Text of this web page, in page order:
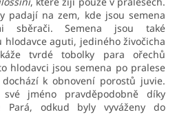
padají na zem, kde jsou semena
sběrači. Semena jsou také
aguti, jediného živočicha
tvrdé tobolky para ořechů
hlodavci jsou semena po pralese
k obnovení porostů juvie.
jméno pravděpodobně díky
Pará, odkud byly vyváženy do